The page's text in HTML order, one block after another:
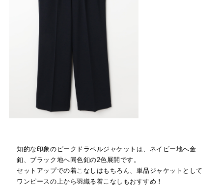
知的な印象のピークドラペルジャケットは、ネイビー地へ金
釦、ブラック地へ同色釦の2色展開です。
セットアップでの着こなしはもちろん、単品ジャケットとして
ワンピースの上から羽織る着こなしもおすすめ！